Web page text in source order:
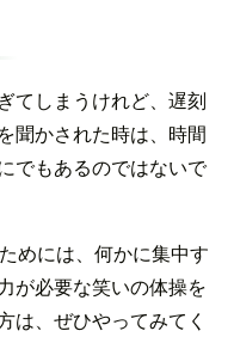
てしまうけれど、遅刻
聞かされた時は、時間
でもあるのではないで
めには、何かに集中す
が必要な笑いの体操を
は、ぜひやってみてく